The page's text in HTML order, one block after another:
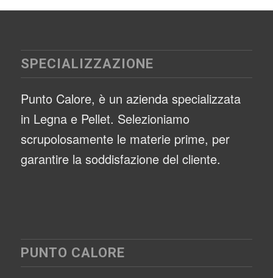
SPECIALIZZAZIONE
Punto Calore, è un azienda specializzata
in Legna e Pellet. Selezioniamo
scrupolosamente le materie prime, per
garantire la soddisfazione del cliente.
PUNTO CALORE